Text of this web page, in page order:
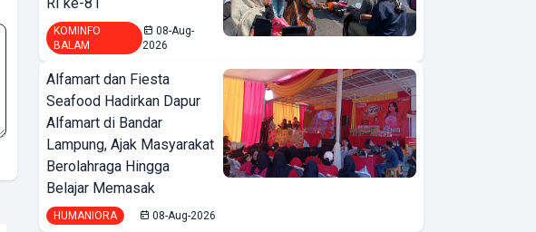
KOMINFO
BALAM
08-Aug-
2026
Alfamart dan Fiesta
Seafood Hadirkan Dapur
Alfamart di Bandar
Lampung, Ajak Masyarakat
Berolahraga Hingga
Belajar Memasak
HUMANIORA 08-Aug-2026